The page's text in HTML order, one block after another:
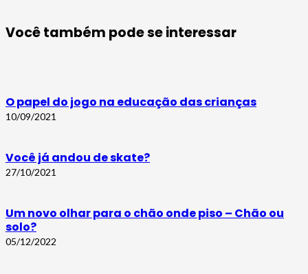
Você também pode se interessar
O papel do jogo na educação das crianças
10/09/2021
Você já andou de skate?
27/10/2021
Um novo olhar para o chão onde piso – Chão ou
solo?
05/12/2022